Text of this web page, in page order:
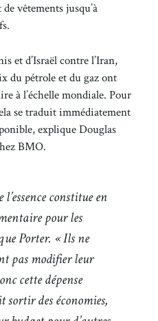
vêtements jusqu’à
et d’Israël contre l’Iran,
du pétrole et du gaz ont
à l’échelle mondiale. Pour
se traduit immédiatement
explique Douglas
BMO.
constitue en
pour les
Porter. « Ils ne
pas modifier leur
cette dépense
des économies,